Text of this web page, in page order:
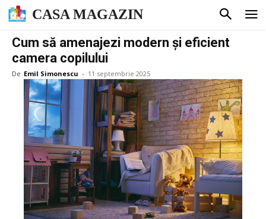
CASA MAGAZIN
Cum să amenajezi modern și eficient
camera copilului
De Emil Simonescu - 11 septembrie 2025